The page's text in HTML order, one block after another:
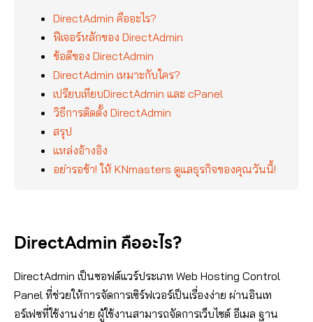
DirectAdmin คืออะไร?
ฟีเจอร์หลักของ DirectAdmin
ข้อดีของ DirectAdmin
DirectAdmin เหมาะกับใคร?
เปรียบเทียบDirectAdmin และ cPanel
วิธีการติดตั้ง DirectAdmin
สรุป
แหล่งอ้างอิง
อย่ารอช้า! ให้ KNmasters ดูแลธุรกิจของคุณวันนี้!
DirectAdmin คืออะไร?
DirectAdmin เป็นซอฟต์แวร์ประเภท Web Hosting Control
Panel ที่ช่วยให้การจัดการเซิร์ฟเวอร์เป็นเรื่องง่าย ผ่านอินเท
อร์เฟซที่ใช้งานง่าย ผู้ใช้งานสามารถจัดการเว็บไซต์ อีเมล ฐาน